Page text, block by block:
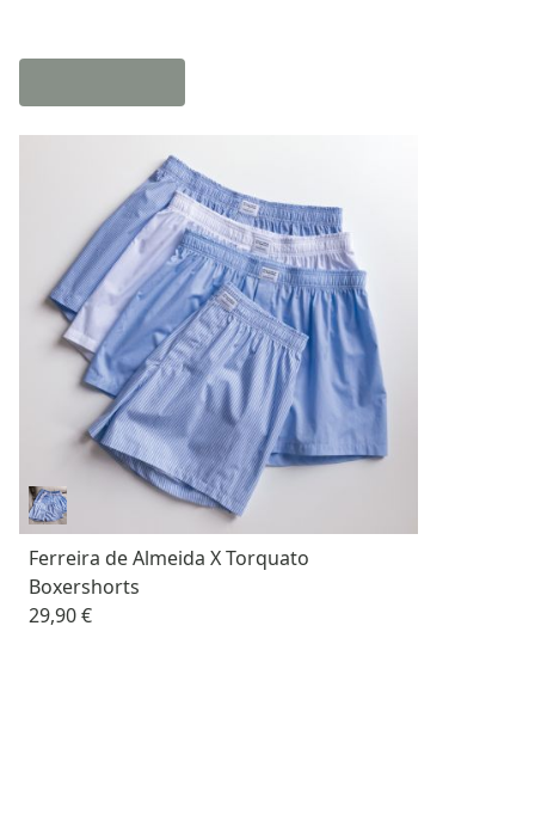
Ferreira de Almeida X Torquato
Boxershorts
29,90 €